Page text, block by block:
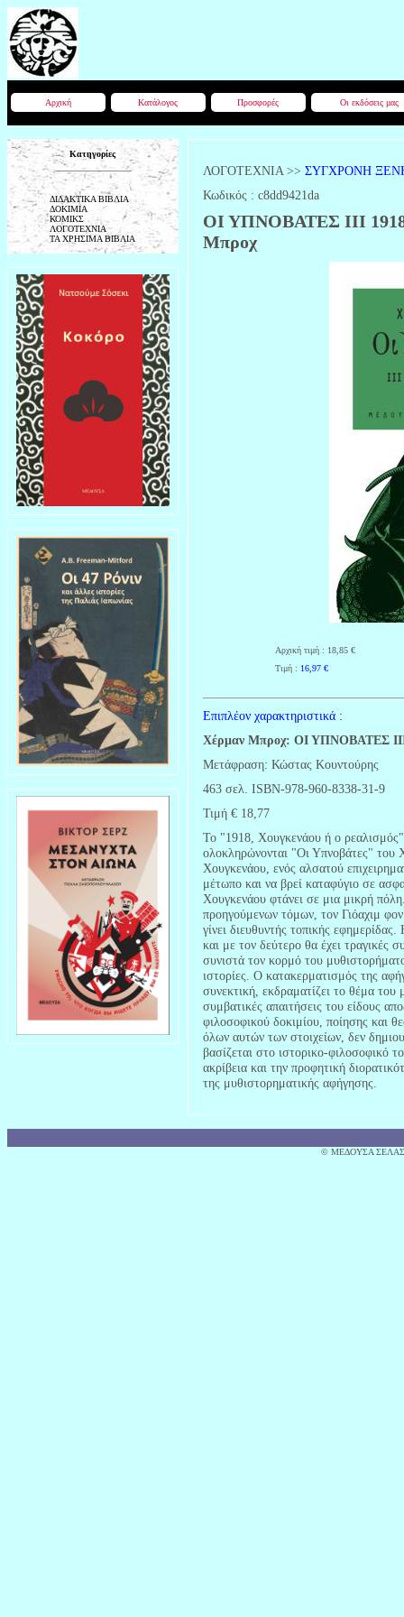
Αρχική Κατάλογος Προσφορές Οι εκδόσεις μας
Κατηγορίες
ΔΙΔΑΚΤΙΚΑ ΒΙΒΛΙΑ
ΔΟΚΙΜΙΑ
ΚΟΜΙΚΣ
ΛΟΓΟΤΕΧΝΙΑ
ΤΑ ΧΡΗΣΙΜΑ ΒΙΒΛΙΑ
ΛΟΓΟΤΕΧΝΙΑ >> ΣΥΓΧΡΟΝΗ
Κωδικός : c8dd9421da
ΟΙ ΥΠΝΟΒΑΤΕΣ ΙΙΙ
Μπροχ
Αρχική τιμή : 18,85 €
Τιμή : 16,97 €
Επιπλέον χαρακτηριστικά :
Χέρμαν Μπροχ: ΟΙ ΥΠΝΟΒΑΤΕΣ
Μετάφραση: Κώστας Κουντούρης
463 σελ. ISBN-978-960-8338-31-9
Τιμή € 18,77
Το "1918, Χουγκενάου ή ο ρεαλισμός"
ολοκληρώνονται "Οι Υπνοβάτες" του
Χουγκενάου, ενός αλσατού
μέτωπο και να βρεί καταφύγιο σε
Χουγκενάου φτάνει σε μια μικρή
προηγούμενων τόμων, τον Γιόαχιμ
γίνει διευθυντής τοπικής
και με τον δεύτερο θα έχει τραγικές
συνιστά τον κορμό του
ιστορίες. Ο κατακερματισμός της
συνεκτική, εκδραματίζει το θέμα
συμβατικές απαιτήσεις του είδους
φιλοσοφικού δοκιμίου, ποίησης και
όλων αυτών των στοιχείων, δεν
βασίζεται στο ιστορικο-φιλοσοφικό
ακρίβεια και την προφητική
της μυθιστορηματικής αφήγησης.
© MΕΔΟΥΣΑ